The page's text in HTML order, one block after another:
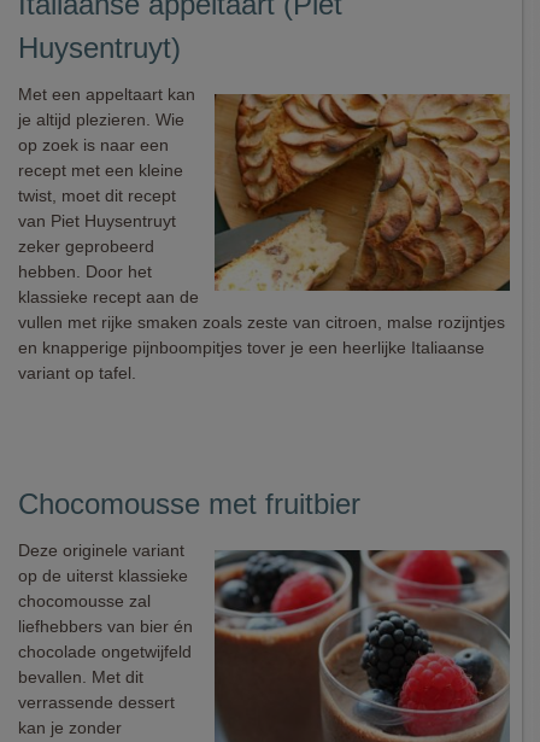
Huysentruyt)
Met een appeltaart kan
je altijd plezieren. Wie
op zoek is naar een
recept met een kleine
twist, moet dit recept
van Piet Huysentruyt
zeker geprobeerd
hebben. Door het
klassieke recept aan de
vullen met rijke smaken zoals zeste van citroen, malse rozijntjes
en knapperige pijnboompitjes tover je een heerlijke Italiaanse
variant op tafel.
Chocomousse met fruitbier
Deze originele variant
op de uiterst klassieke
chocomousse zal
liefhebbers van bier én
chocolade ongetwijfeld
bevallen. Met dit
verrassende dessert
kan je zonder